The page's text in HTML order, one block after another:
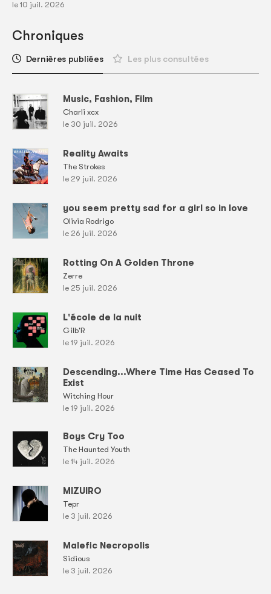
le 10 juil. 2026
Chroniques
Dernières publiées Les plus consultées
Music, Fashion, Film
Charli xcx
le 30 juil. 2026
Reality Awaits
The Strokes
le 29 juil. 2026
you seem pretty sad for a girl so in love
Olivia Rodrigo
le 26 juil. 2026
Rotting On A Golden Throne
Zerre
le 25 juil. 2026
L'école de la nuit
Gilb'R
le 19 juil. 2026
Descending...Where Time Has Ceased To
Exist
Witching Hour
le 19 juil. 2026
Boys Cry Too
The Haunted Youth
le 14 juil. 2026
MIZUIRO
Tepr
le 3 juil. 2026
Malefic Necropolis
Sidious
le 3 juil. 2026